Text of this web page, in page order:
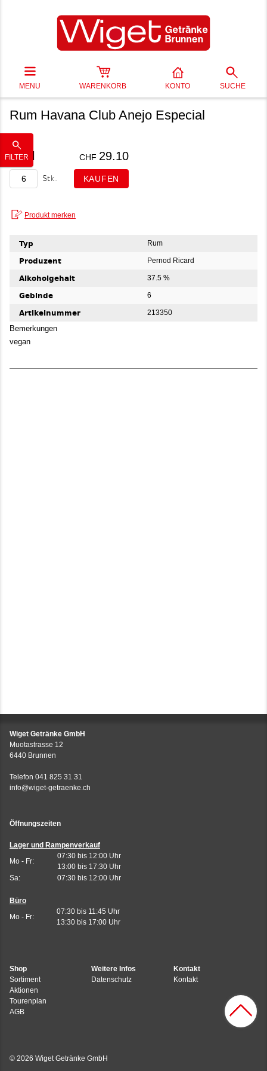
MENU WARENKORB KONTO SUCHE
FILTER
Rum Havana Club Anejo Especial
70 cl CHF 29.10
Stk.
Typ Rum
Produzent Pernod Ricard
Alkoholgehalt 37.5 %
Gebinde 6
Artikelnummer 213350
Bemerkungen
vegan
Wiget Getränke GmbH
Muotastrasse 12
6440 Brunnen
Telefon 041 825 31 31
info@wiget-getraenke.ch
Öffnungszeiten
Lager und Rampenverkauf
Mo - Fr:
07:30 bis 12:00 Uhr
13:00 bis 17:30 Uhr
Sa:
07:30 bis 12:00 Uhr
Büro
Mo - Fr:
07:30 bis 11:45 Uhr
13:30 bis 17:00 Uhr
Shop
Sortiment
Aktionen
Tourenplan
AGB
Weitere Infos
Datenschutz
Kontakt
Kontakt
© 2026 Wiget Getränke GmbH